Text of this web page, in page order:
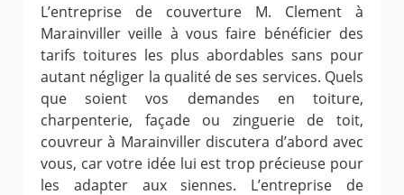
L’entreprise de couverture M. Clement à
Marainviller veille à vous faire bénéficier des
tarifs toitures les plus abordables sans pour
autant négliger la qualité de ses services. Quels
que soient vos demandes en toiture,
charpenterie, façade ou zinguerie de toit,
couvreur à Marainviller discutera d’abord avec
vous, car votre idée lui est trop précieuse pour
les adapter aux siennes. L’entreprise de